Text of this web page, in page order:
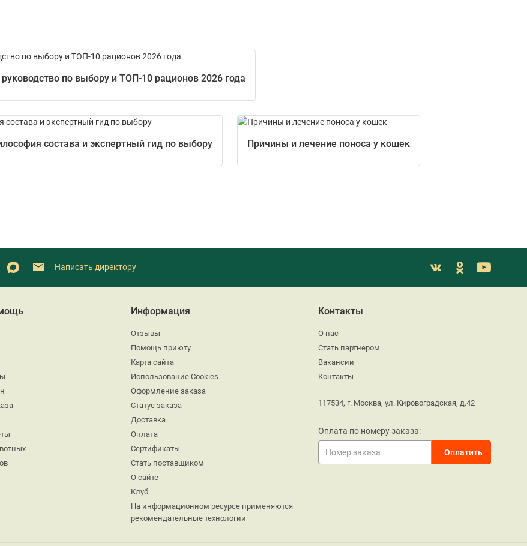
по выбору и ТОП-10 рационов 2026 года
состава и экспертный гид по выбору Причины и лечение поноса у кошек
Написать директору
Информация
Отзывы
Помощь приюту
Карта сайта
Использование Cookies
Оформление заказа
Статус заказа
Доставка
Оплата
Сертификаты
Стать поставщиком
О сайте
Клуб
На информационном ресурсе применяются
рекомендательные технологии
Контакты
О нас
Стать партнером
Вакансии
Контакты
117534, г. Москва, ул. Кировоградская, д.42
Оплата по номеру заказа: